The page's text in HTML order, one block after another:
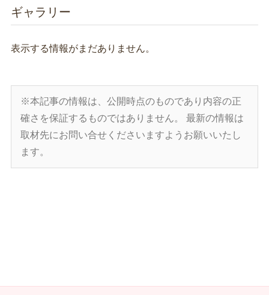
ギャラリー
表示する情報がまだありません。
※本記事の情報は、公開時点のものであり内容の正
確さを保証するものではありません。
最新の情報は
取材先にお問い合せくださいますようお願いいたし
ます。